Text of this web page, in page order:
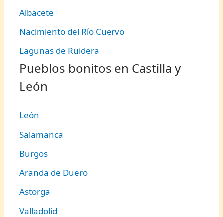
Albacete
Nacimiento del Río Cuervo
Lagunas de Ruidera
Pueblos bonitos en Castilla y
León
León
Salamanca
Burgos
Aranda de Duero
Astorga
Valladolid